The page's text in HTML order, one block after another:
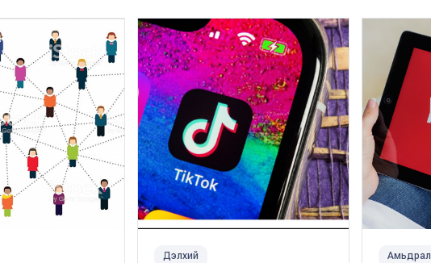
Дэлхий Амьдрал